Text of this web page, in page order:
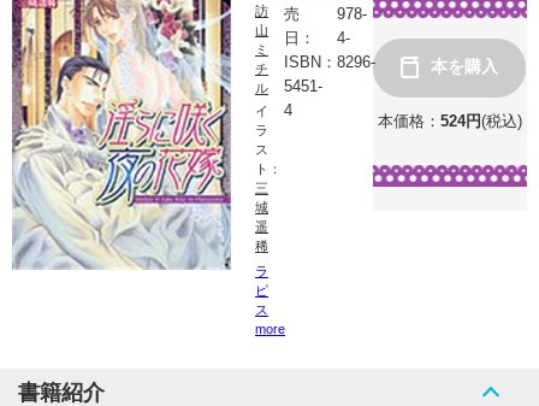
訪
山
ミ
チ
ル
イ
ラ
ス
ト：
三
城
遥
稀
ラ
ピ
ス
more
本を購入
本価格： 524円(税込)
売
日：
ISBN：
978-
4-
8296-
5451-
4
書籍紹介